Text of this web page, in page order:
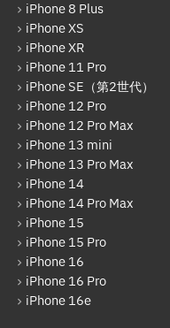
HUAWEI
arrows
Xiaomi
Motolora
その他Android
iPad
iPad Pro 12.9イン
iPad Air（第1世代）
iPad mini（第2世代
iPhone 8 Plus
iPhone XS
iPhone XR
iPhone 11 Pro
iPhone SE（第2世代）
iPhone 12 Pro
iPhone 12 Pro Max
iPhone 13 mini
iPhone 13 Pro Max
iPhone 14
iPhone 14 Pro Max
iPhone 15
iPhone 15 Pro
iPhone 16
iPhone 16 Pro
iPhone 16e